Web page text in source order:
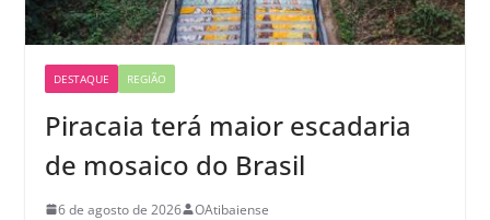
DESTAQUE REGIÃO
Piracaia terá maior escadaria
de mosaico do Brasil
6 de agosto de 2026 OAtibaiense